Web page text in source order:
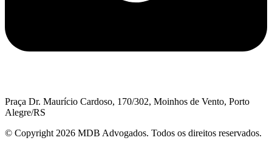
Praça Dr. Maurício Cardoso, 170/302, Moinhos de Vento, Porto
Alegre/RS
© Copyright 2026 MDB Advogados. Todos os direitos reservados.